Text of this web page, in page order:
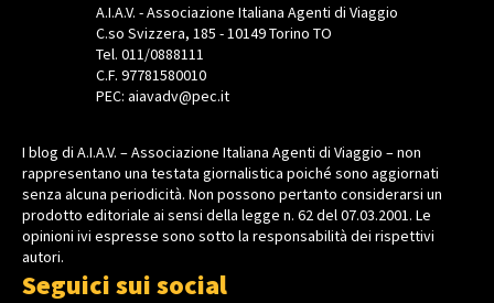
A.I.A.V. - Associazione Italiana Agenti di Viaggio
C.so Svizzera, 185 - 10149 Torino TO
Tel. 011/0888111
C.F. 97781580010
PEC: aiavadv@pec.it
I blog di A.I.A.V. – Associazione Italiana Agenti di Viaggio – non
rappresentano una testata giornalistica poiché sono aggiornati
senza alcuna periodicità. Non possono pertanto considerarsi un
prodotto editoriale ai sensi della legge n. 62 del 07.03.2001. Le
opinioni ivi espresse sono sotto la responsabilità dei rispettivi
autori.
Seguici sui social